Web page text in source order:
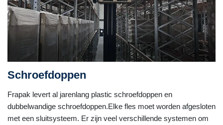
Schroefdoppen
Frapak levert al jarenlang plastic schroefdoppen en
dubbelwandige schroefdoppen.Elke fles moet worden afgesloten
met een sluitsysteem. Er zijn veel verschillende systemen om